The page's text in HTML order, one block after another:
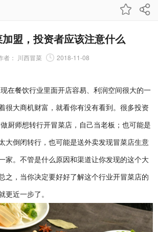
盟，投资者应该注意什么
者： 川西冒菜 2018-11-08
在餐饮行业里面开店容易、利润空间很大的一
很大商机财富，就看你有没有看到。很多投资
厨师想转行开冒菜店，自己当老板；也可能是
大倒闭转行，也可能是送外卖发现冒菜店生意
家。不管是什么原因和渠道让你发现的这个大
之，当你决定要好好了解这个行业开冒菜店的
更近一步了。